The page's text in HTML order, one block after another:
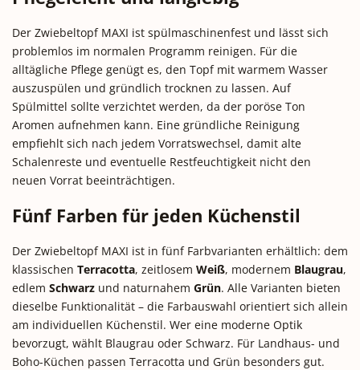
Der Zwiebeltopf MAXI ist spülmaschinenfest und lässt sich
problemlos im normalen Programm reinigen. Für die
alltägliche Pflege genügt es, den Topf mit warmem Wasser
auszuspülen und gründlich trocknen zu lassen. Auf
Spülmittel sollte verzichtet werden, da der poröse Ton
Aromen aufnehmen kann. Eine gründliche Reinigung
empfiehlt sich nach jedem Vorratswechsel, damit alte
Schalenreste und eventuelle Restfeuchtigkeit nicht den
neuen Vorrat beeinträchtigen.
Fünf Farben für jeden Küchenstil
Der Zwiebeltopf MAXI ist in fünf Farbvarianten erhältlich: dem
klassischen Terracotta, zeitlosem Weiß, modernem Blaugrau,
edlem Schwarz und naturnahem Grün. Alle Varianten bieten
dieselbe Funktionalität – die Farbauswahl orientiert sich allein
am individuellen Küchenstil. Wer eine moderne Optik
bevorzugt, wählt Blaugrau oder Schwarz. Für Landhaus- und
Boho-Küchen passen Terracotta und Grün besonders gut.